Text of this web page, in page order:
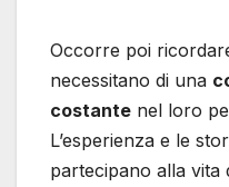
Occorre poi
necessitano di una
costante nel loro
L’esperienza e le
partecipano alla vita